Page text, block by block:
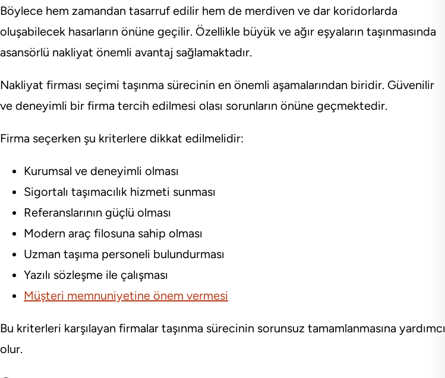
Böylece hem zamandan tasarruf edilir hem de merdiven ve dar koridorlarda
oluşabilecek hasarların önüne geçilir. Özellikle büyük ve ağır eşyaların taşınmasında
asansörlü nakliyat önemli avantaj sağlamaktadır.
Nakliyat firması seçimi taşınma sürecinin en önemli aşamalarından biridir. Güvenilir
ve deneyimli bir firma tercih edilmesi olası sorunların önüne geçmektedir.
Firma seçerken şu kriterlere dikkat edilmelidir:
Kurumsal ve deneyimli olması
Sigortalı taşımacılık hizmeti sunması
Referanslarının güçlü olması
Modern araç filosuna sahip olması
Uzman taşıma personeli bulundurması
Yazılı sözleşme ile çalışması
Müşteri memnuniyetine önem vermesi
Bu kriterleri karşılayan firmalar taşınma sürecinin sorunsuz tamamlanmasına yardımcı
olur.